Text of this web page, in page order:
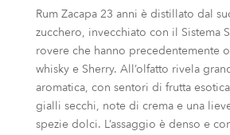
Rum Zacapa 23 anni è distillato dal
zucchero, invecchiato con il Sistema
rovere che hanno precedentemente
whisky e Sherry. All’olfatto rivela
aromatica, con sentori di frutta
gialli secchi, note di crema e una
spezie dolci. L’assaggio è denso e